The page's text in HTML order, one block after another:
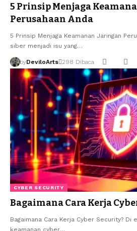
5 Prinsip Menjaga
Perusahaan Anda
5 Prinsip Menjaga Keamanan Jaringan
siber menjadi isu yang…
byDeviloArts 298 Dibaca
CYBER SECURITY
Bagaimana Cara Kerja
Bagaimana Cara Kerja Cyber Security? Di
keamanan cyber…